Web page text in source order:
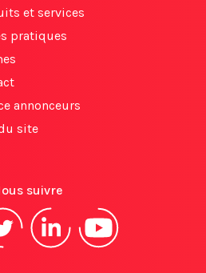
et services
pratiques
annonceurs
site
suivre